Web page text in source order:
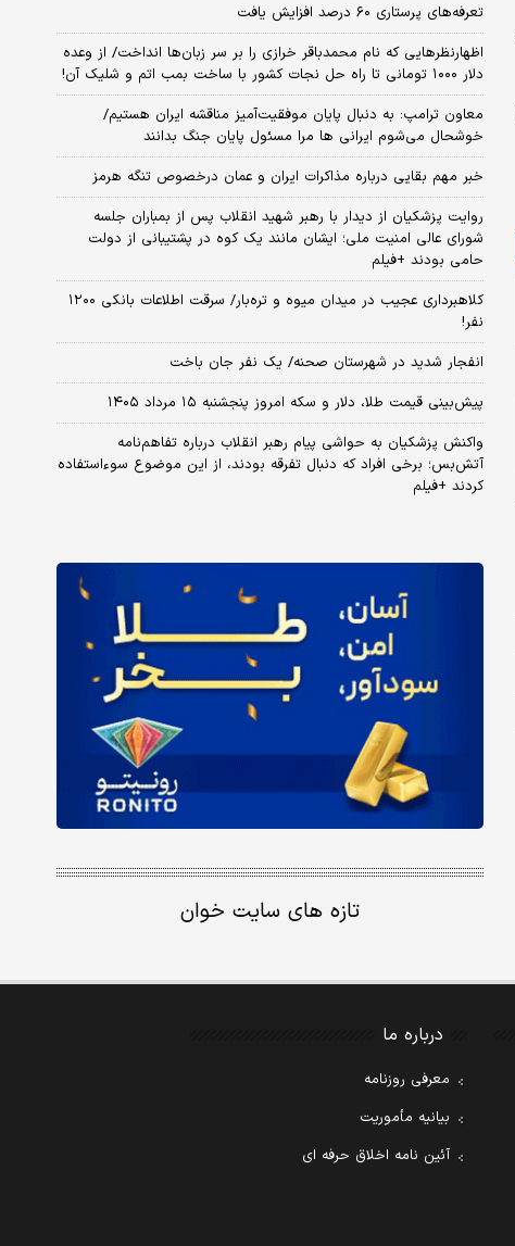
تعرفه‌های پرستاری ۶۰ درصد افزایش یافت
اظهارنظرهایی که نام محمدباقر خرازی را بر سر زبان‌ها انداخت/ از وعده
دلار ۱۰۰۰ تومانی تا راه حل نجات کشور با ساخت بمب اتم و شلیک آن!
معاون ترامپ: به دنبال پایان موفقیت‌آمیز مناقشه ایران هستیم/
خوشحال می‌شوم ایرانی ها مرا مسئول پایان جنگ بدانند
خبر مهم بقایی درباره مذاکرات ایران و عمان درخصوص تنگه هرمز
روایت پزشکیان از دیدار با رهبر شهید انقلاب پس از بمباران جلسه
شورای عالی امنیت ملی؛ ایشان مانند یک کوه در پشتیبانی از دولت
حامی بودند +فیلم
کلاهبرداری عجیب در میدان میوه و تره‌بار/ سرقت اطلاعات بانکی ۱۲۰۰
نفر!
انفجار شدید در شهرستان صحنه/ یک نفر جان باخت
پیش‌بینی قیمت طلا، دلار و سکه امروز پنجشنبه ۱۵ مرداد ۱۴۰۵
واکنش پزشکیان به حواشی پیام رهبر انقلاب درباره تفاهم‌نامه
آتش‌بس؛ برخی افراد که دنبال تفرقه بودند، از این موضوع سوءاستفاده
کردند +فیلم
تازه های سایت خوان
درباره ما
معرفی روزنامه
بیانیه مأموریت
آئین نامه اخلاق حرفه ای